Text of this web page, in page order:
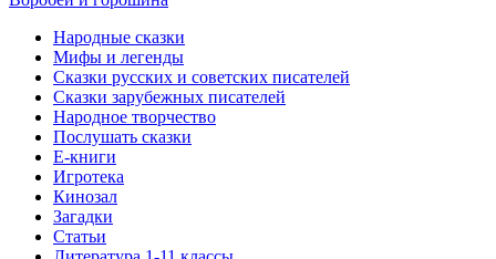
Народные сказки
Мифы и легенды
Сказки русских и советских писателей
Сказки зарубежных писателей
Народное творчество
Послушать сказки
Е-книги
Игротека
Кинозал
Загадки
Статьи